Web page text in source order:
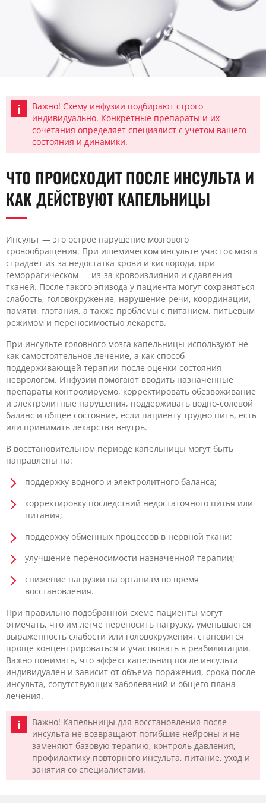
Важно! Схему инфузии подбирают строго
индивидуально. Конкретные препараты и их
сочетания определяет специалист с учетом вашего
состояния и динамики.
ЧТО ПРОИСХОДИТ ПОСЛЕ ИНСУЛЬТА И
КАК ДЕЙСТВУЮТ КАПЕЛЬНИЦЫ
Инсульт — это острое нарушение мозгового
кровообращения. При ишемическом инсульте участок мозга
страдает из-за недостатка крови и кислорода, при
геморрагическом — из-за кровоизлияния и сдавления
тканей. После такого эпизода у пациента могут сохраняться
слабость, головокружение, нарушение речи, координации,
памяти, глотания, а также проблемы с питанием, питьевым
режимом и переносимостью лекарств.
При инсульте головного мозга капельницы используют не
как самостоятельное лечение, а как способ
поддерживающей терапии после оценки состояния
неврологом. Инфузии помогают вводить назначенные
препараты контролируемо, корректировать обезвоживание
и электролитные нарушения, поддерживать водно-солевой
баланс и общее состояние, если пациенту трудно пить, есть
или принимать лекарства внутрь.
В восстановительном периоде капельницы могут быть
направлены на:
поддержку водного и электролитного баланса;
корректировку последствий недостаточного питья или
питания;
поддержку обменных процессов в нервной ткани;
улучшение переносимости назначенной терапии;
снижение нагрузки на организм во время
восстановления.
При правильно подобранной схеме пациенты могут
отмечать, что им легче переносить нагрузку, уменьшается
выраженность слабости или головокружения, становится
проще концентрироваться и участвовать в реабилитации.
Важно понимать, что эффект капельниц после инсульта
индивидуален и зависит от объема поражения, срока после
инсульта, сопутствующих заболеваний и общего плана
лечения.
Важно! Капельницы для восстановления после
инсульта не возвращают погибшие нейроны и не
заменяют базовую терапию, контроль давления,
профилактику повторного инсульта, питание, уход и
занятия со специалистами.